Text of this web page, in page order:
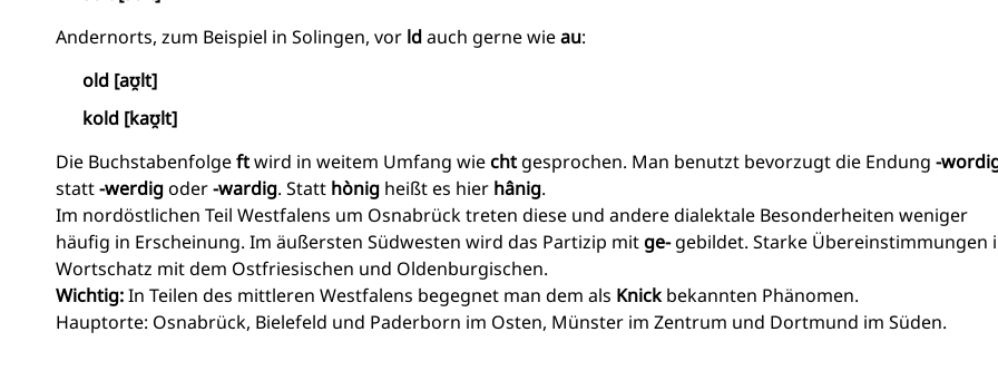
Andernorts, zum Beispiel in Solingen, vor ldauch gerne wieau:
old [aʊ̯lt]
kold [kaʊ̯lt]
Die Buchstabenfolgeftwird in weitem Umfang wiecht gesprochen. Man benutzt bevorzugt die Endung -
statt-werdigoder-wardig. Statt hònig heißt es hier hânig.
Im nordöstlichen Teil Westfalens um Osnabrück treten diese und andere dialektale Besonderheiten weniger
häufig in Erscheinung. Im äußersten Südwesten wird das Partizip mitge-gebildet. Starke Übereinstimmungen
Wortschatz mit dem Ostfriesischen und Oldenburgischen.
Wichtig:In Teilen des mittleren Westfalens begegnet man dem als Knickbekannten Phänomen.
Hauptorte: Osnabrück, Bielefeld und Paderborn im Osten, Münster im Zentrum und Dortmund im Süden.